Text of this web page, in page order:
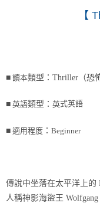
【
■ 讀本類型： Thriller （恐
■ 英語類型： 英式英語
■ 適用程度 ： Beginner
傳說中坐落在太平洋上的
人稱神影海盜王